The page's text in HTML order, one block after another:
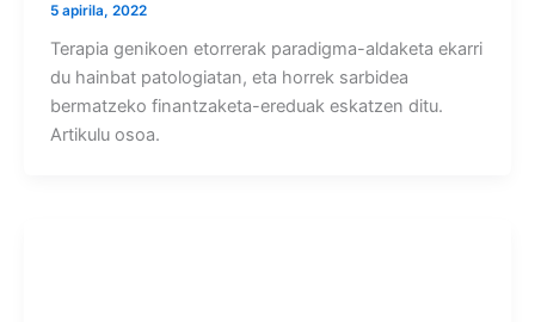
5 apirila, 2022
Terapia genikoen etorrerak paradigma-aldaketa ekarri
du hainbat patologiatan, eta horrek sarbidea
bermatzeko finantzaketa-ereduak eskatzen ditu.
Artikulu osoa.